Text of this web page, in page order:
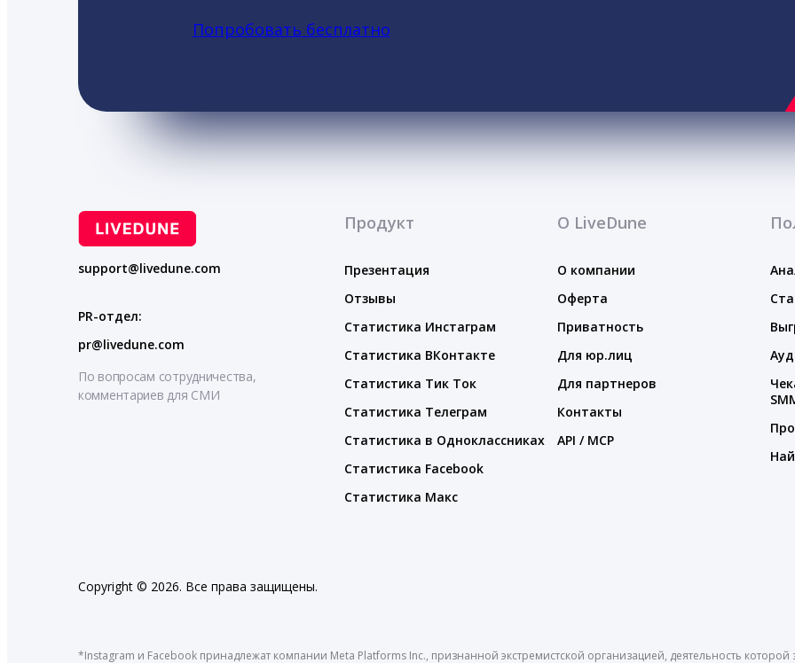
Попробовать бесплатно
support@livedune.com
PR-отдел:
pr@livedune.com
По вопросам сотрудничества,
комментариев для СМИ
Продукт
Презентация
Отзывы
Статистика Инстаграм
Статистика ВКонтакте
Статистика Тик Ток
Статистика Телеграм
Статистика в Одноклассниках
Статистика Facebook
Статистика Макс
О LiveDune
О компании
Оферта
Приватность
Для юр.лиц
Для партнеров
Контакты
API / MCP
Copyright © 2026. Все права защищены.
*Instagram и Facebook принадлежат компании Meta Platforms Inc., признанной экстремистской организацией, деятельность